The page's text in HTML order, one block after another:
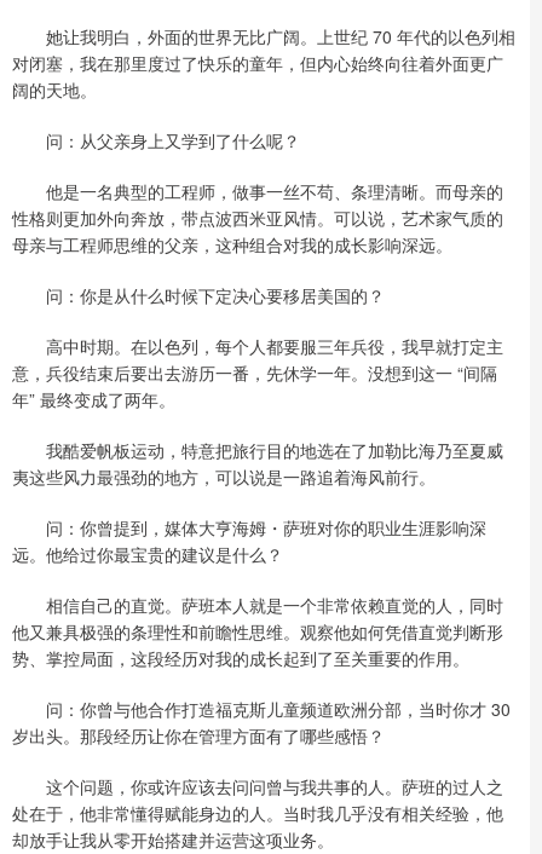
她让我明白，外面的世界无比广阔。上世纪 70 年代的以色列相
对闭塞，我在那里度过了快乐的童年，但内心始终向往着外面更广
阔的天地。
问：从父亲身上又学到了什么呢？
他是一名典型的工程师，做事一丝不苟、条理清晰。而母亲的
性格则更加外向奔放，带点波西米亚风情。可以说，艺术家气质的
母亲与工程师思维的父亲，这种组合对我的成长影响深远。
问：你是从什么时候下定决心要移居美国的？
高中时期。在以色列，每个人都要服三年兵役，我早就打定主
意，兵役结束后要出去游历一番，先休学一年。没想到这一 “间隔
年” 最终变成了两年。
我酷爱帆板运动，特意把旅行目的地选在了加勒比海乃至夏威
夷这些风力最强劲的地方，可以说是一路追着海风前行。
问：你曾提到，媒体大亨海姆・萨班对你的职业生涯影响深
远。他给过你最宝贵的建议是什么？
相信自己的直觉。萨班本人就是一个非常依赖直觉的人，同时
他又兼具极强的条理性和前瞻性思维。观察他如何凭借直觉判断形
势、掌控局面，这段经历对我的成长起到了至关重要的作用。
问：你曾与他合作打造福克斯儿童频道欧洲分部，当时你才 30
岁出头。那段经历让你在管理方面有了哪些感悟？
这个问题，你或许应该去问问曾与我共事的人。萨班的过人之
处在于，他非常懂得赋能身边的人。当时我几乎没有相关经验，他
却放手让我从零开始搭建并运营这项业务。